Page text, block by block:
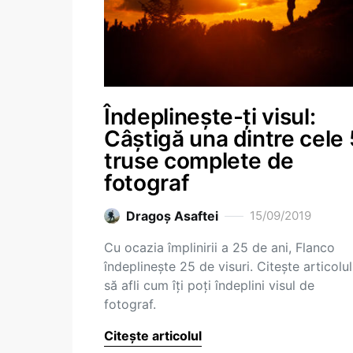
Îndeplinește-ți visul:
Câștigă una dintre cele
truse complete de
fotograf
Dragoş Asaftei 15/09/2019
Cu ocazia împlinirii a 25 de ani, Flanco
îndeplinește 25 de visuri. Citește articolul
să afli cum îți poți îndeplini visul de
fotograf.
Citește articolul